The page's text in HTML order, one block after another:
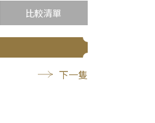
比較清單
下一隻